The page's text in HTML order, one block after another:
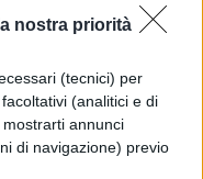
nostra priorità
(tecnici) per
(analitici e di
annunci
di navigazione) previo